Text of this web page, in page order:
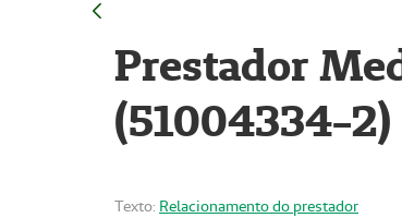
Prestador
(51004334-2)
Texto: Relacionamento do prestador